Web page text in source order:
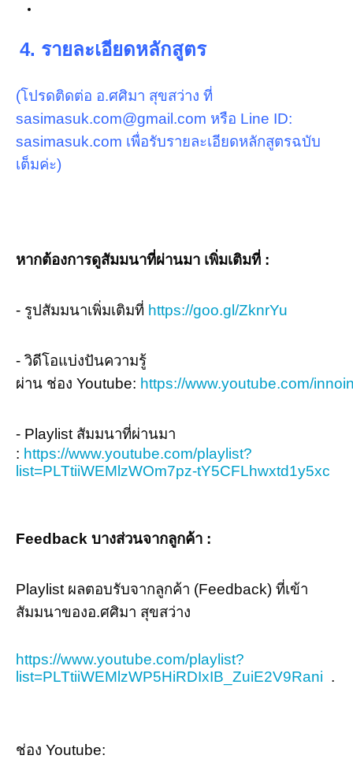
4. รายละเอียดหลักสูตร
(โปรดติดต่อ อ.ศศิมา สุขสว่าง ที่
sasimasuk.com@gmail.com หรือ Line ID:
sasimasuk.com เพื่อรับรายละเอียดหลักสูตรฉบับ
เต็มค่ะ)
หากต้องการดูสัมมนาที่ผ่านมา เพิ่มเติมที่ :
- รูปสัมมนาเพิ่มเติมที่ https://goo.gl/ZknrYu
- วิดีโอแบ่งปันความรู้
ผ่าน ช่อง Youtube: https://www.youtube.com/
- Playlist สัมมนาที่ผ่านมา
: https://www.youtube.com/playlist?
list=PLTtiiWEMlzWOm7pz-tY5CFLhwxtd1y5xc
Feedback บางส่วนจากลูกค้า :
Playlist ผลตอบรับจากลูกค้า (Feedback) ที่เข้า
สัมมนาของอ.ศศิมา สุขสว่าง
https://www.youtube.com/playlist?
list=PLTtiiWEMlzWP5HiRDIxIB_ZuiE2V9Rani .
ช่อง Youtube: